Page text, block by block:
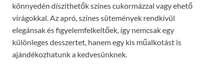
könnyedén díszíthetők színes cukormázzal vagy ehető
virágokkal. Az apró, színes sütemények rendkívül
elegánsak és figyelemfelkeltőek, így nemcsak egy
különleges desszertet, hanem egy kis műalkotást is
ajándékozhatunk a kedvesünknek.